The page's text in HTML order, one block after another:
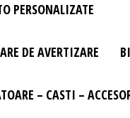
PERSONALIZATE
DE AVERTIZARE
– CASTI –